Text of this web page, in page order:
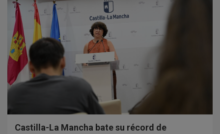
Castilla-La Mancha bate su récord de